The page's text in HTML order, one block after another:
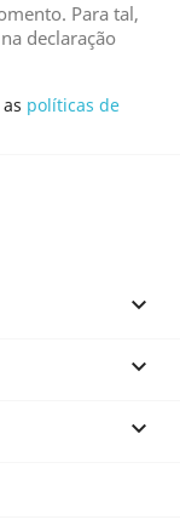
Para tal,
declaração
políticas de


